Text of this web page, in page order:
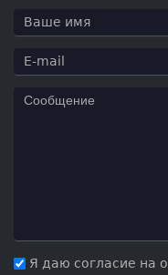
Я даю согласие на